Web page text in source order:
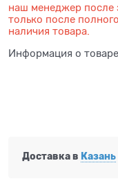
наш менеджер после
только после
наличия товара.
Информация о
Доставка в Казань